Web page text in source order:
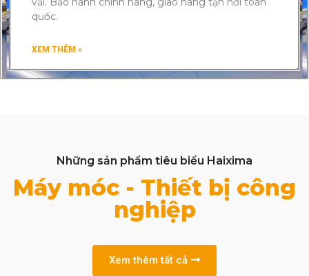
quốc.
XEM THÊM »
Những sản phẩm tiêu biểu Haixima
Máy móc - Thiết bị công
nghiệp
Xem thêm tất cả